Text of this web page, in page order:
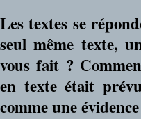
Les textes se
seul même texte,
vous fait ?
en texte était
comme une